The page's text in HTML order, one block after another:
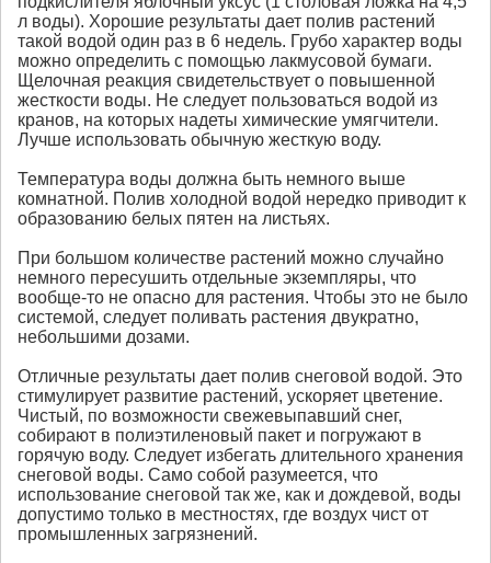
л воды). Хорошие результаты дает полив растений
такой водой один раз в 6 недель. Грубо характер воды
можно определить с помощью лакмусовой бумаги.
Щелочная реакция свидетельствует о повышенной
жесткости воды. Не следует пользоваться водой из
кранов, на которых надеты химические умягчители.
Лучше использовать обычную жесткую воду.
Температура воды должна быть немного выше
комнатной. Полив холодной водой нередко приводит к
образованию белых пятен на листьях.
При большом количестве растений можно случайно
немного пересушить отдельные экземпляры, что
вообще-то не опасно для растения. Чтобы это не было
системой, следует поливать растения двукратно,
небольшими дозами.
Отличные результаты дает полив снеговой водой. Это
стимулирует развитие растений, ускоряет цветение.
Чистый, по возможности свежевыпавший снег,
собирают в полиэтиленовый пакет и погружают в
горячую воду. Следует избегать длительного хранения
снеговой воды. Само собой разумеется, что
использование снеговой так же, как и дождевой, воды
допустимо только в местностях, где воздух чист от
промышленных загрязнений.